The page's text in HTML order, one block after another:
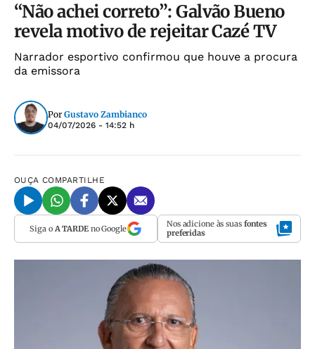
“Não achei correto”: Galvão Bueno
revela motivo de rejeitar Cazé TV
Narrador esportivo confirmou que houve a procura
da emissora
Por Gustavo Zambianco
04/07/2026 - 14:52 h
OUÇA COMPARTILHE
Siga o A TARDEno Google Nos adicione às suas fontes
preferidas